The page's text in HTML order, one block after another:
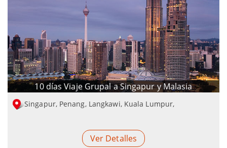
10 días Viaje Grupal a Singapur y Malasia
Singapur, Penang, Langkawi, Kuala Lumpur,
Ver Detalles